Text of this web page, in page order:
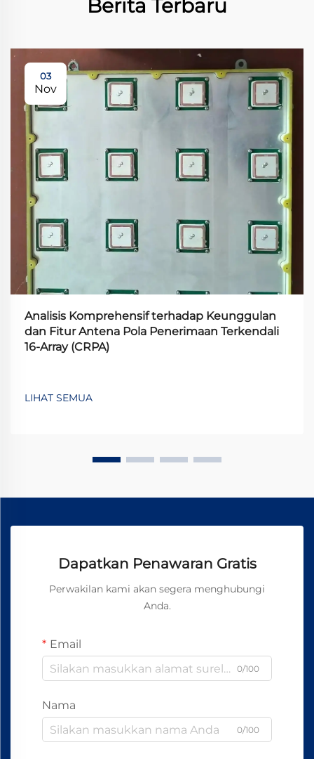
Berita Terbaru
03
Nov
Analisis Komprehensif terhadap Keunggulan
dan Fitur Antena Pola Penerimaan Terkendali
16-Array (CRPA)
LIHAT SEMUA
Dapatkan Penawaran Gratis
Perwakilan kami akan segera menghubungi
Anda.
Email
0/100
Nama
0/100